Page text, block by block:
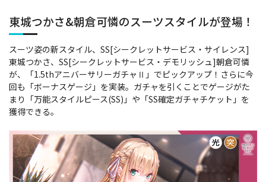
東城つかさ&朝倉可憐のスーツスタイルが登場！
スーツ姿の新スタイル、SS[シークレットサービス・サイレンス]
東城つかさ、SS[シークレットサービス・デモリッシュ]朝倉可憐
が、「1.5thアニバーサリーガチャⅡ」でピックアップ！さらに今
回も「ボーナスゲージ」を実装。ガチャを引くことでゲージがた
まり「万能スタイルピース(SS)」や「SS確定ガチャチケット」を
獲得できる。